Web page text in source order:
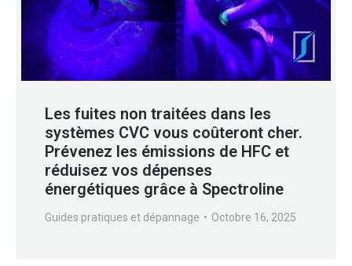
Les fuites non traitées dans les
systèmes CVC vous coûteront cher.
Prévenez les émissions de HFC et
réduisez vos dépenses
énergétiques grâce à Spectroline
Guides pratiques et dépannage Octobre 16, 2025